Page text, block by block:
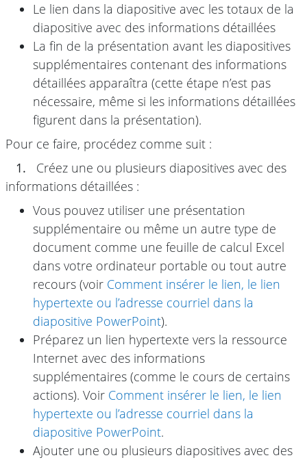
Le lien dans la diapositive avec les totaux de la
diapositive avec des informations détaillées
La fin de la présentation avant les diapositives
supplémentaires contenant des informations
détaillées apparaîtra (cette étape n’est pas
nécessaire, même si les informations détaillées
figurent dans la présentation).
Pour ce faire, procédez comme suit :
1.
Créez une ou plusieurs diapositives avec des
informations détaillées :
Vous pouvez utiliser une présentation
supplémentaire ou même un autre type de
document comme une feuille de calcul Excel
dans votre ordinateur portable ou tout autre
recours (voir Comment insérer le lien, le lien
hypertexte ou l’adresse courriel dans la
diapositive PowerPoint).
Préparez un lien hypertexte vers la ressource
Internet avec des informations
supplémentaires (comme le cours de certains
actions). Voir Comment insérer le lien, le lien
hypertexte ou l’adresse courriel dans la
diapositive PowerPoint.
Ajouter une ou plusieurs diapositives avec des